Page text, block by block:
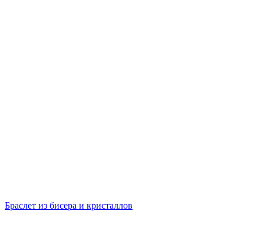
Браслет из бисера и кристаллов